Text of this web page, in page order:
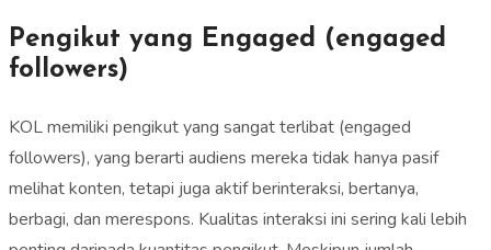
Pengikut yang Engaged (engaged
followers)
KOL memiliki pengikut yang sangat terlibat (engaged
followers), yang berarti audiens mereka tidak hanya pasif
melihat konten, tetapi juga aktif berinteraksi, bertanya,
berbagi, dan merespons. Kualitas interaksi ini sering kali lebih